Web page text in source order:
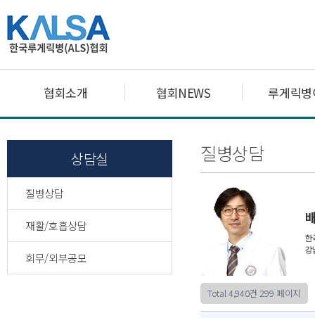
협회소개 협회NEWS 루게릭
상담실
질병상담
재활/호흡상담
회무/외부공모
질병상담
Total 4,940건 299 페이지